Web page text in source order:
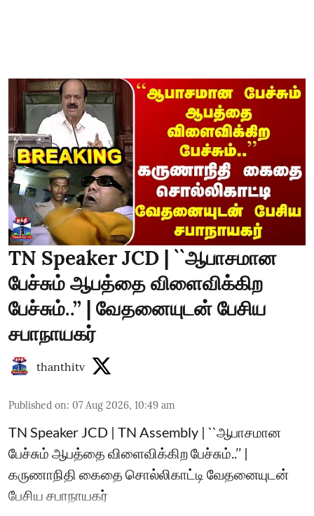
TN Speaker JCD | ``ஆபாசமான
பேச்சும் ஆபத்தை விளைவிக்கிற
பேச்சும்..’’ | வேதனையுடன் பேசிய
சபாநாயகர்
thanthitv
Published on: 07 Aug 2026, 10:49 am
TN Speaker JCD | TN Assembly | ``ஆபாசமான
பேச்சும் ஆபத்தை விளைவிக்கிற பேச்சும்..’’ |
கருணாநிதி கைதை சொல்லிகாட்டி வேதனையுடன்
பேசிய சபாநாயகர்